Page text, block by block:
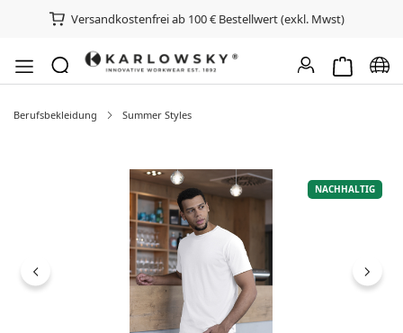
Versandkostenfrei ab 100 € Bestellwert (exkl. Mwst)
Berufsbekleidung Summer Styles
Bildergalerie überspringen
NACHHALTIG